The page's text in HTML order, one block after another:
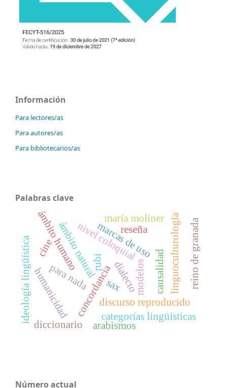
Información
Para lectores/as
Para autores/as
Para bibliotecarios/as
Palabras clave
discurso reproducido
dialecto
concordancia
para nada
nivel coloquial
marcas de uso linguoculturología
ámbito natural
ámbito humano
categorías lingüísticas
humanicidad
ideología lingüística
maría moliner
arabismos
reino de granada
reseña
modelos
diccionario
causalidad
cine
sax
rubí
Número actual